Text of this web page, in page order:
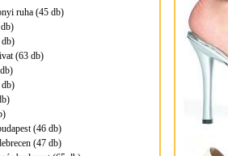
ruha (45 db)
(63 db)
db)
(46 db)
(47 db)